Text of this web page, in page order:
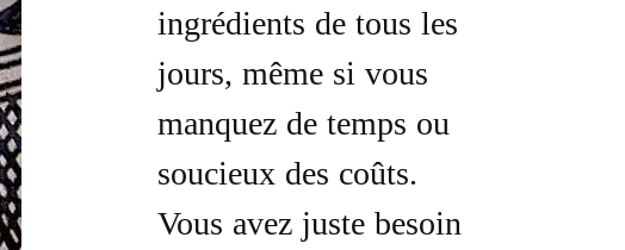
ingrédients de tous les
jours, même si vous
manquez de temps ou
soucieux des coûts.
Vous avez juste besoin